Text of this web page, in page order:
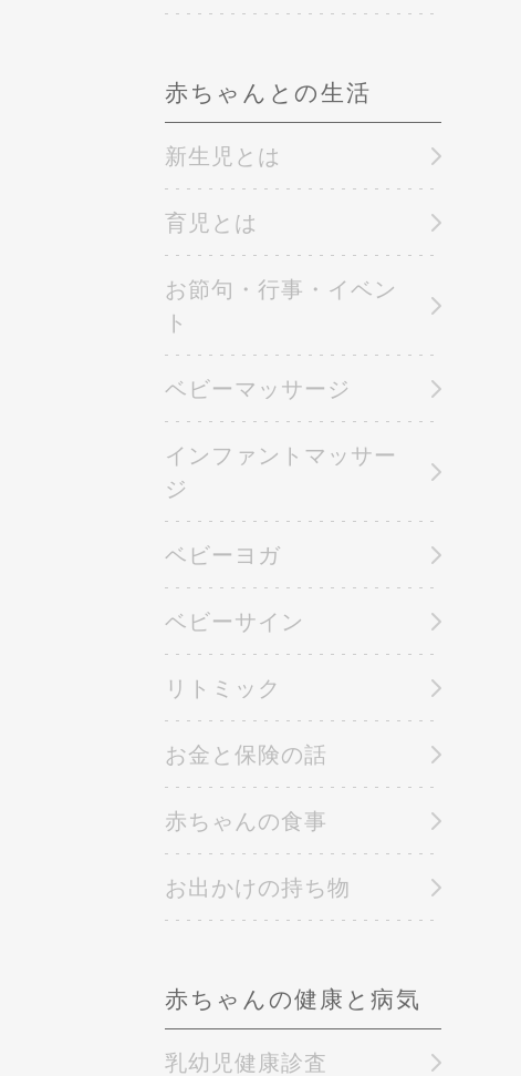
赤ちゃんとの生活
新生児とは
育児とは
お節句・行事・イベン
ト
ベビーマッサージ
インファントマッサー
ジ
ベビーヨガ
ベビーサイン
リトミック
お金と保険の話
赤ちゃんの食事
お出かけの持ち物
赤ちゃんの健康と病気
乳幼児健康診査